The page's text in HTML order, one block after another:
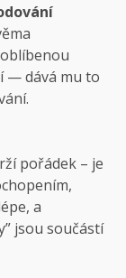
— dává mu to
pořádek – je
a
jsou součástí